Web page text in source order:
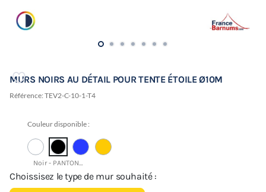
MURS NOIRS AU DÉTAIL POUR TENTE ÉTOILE Ø10M
Référence: TEV2-C-10-1-T4
Couleur disponible :
Noir - PANTONE 19-4015 TCX
Choissisez le type de mur souhaité :